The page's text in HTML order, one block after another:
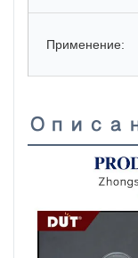
Применение: